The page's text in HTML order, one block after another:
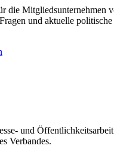
die Mitgliedsunternehmen
und aktuelle
und
Verbandes.